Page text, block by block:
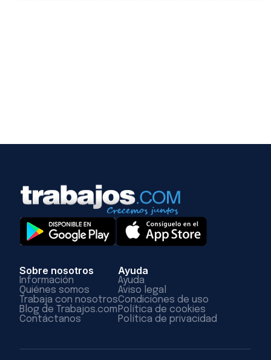
Sobre nosotros
Información
Quiénes somos
Trabaja con nosotros
Blog de Trabajos.com
Contáctanos
Ayuda
Ayuda
Aviso legal
Condiciones de uso
Política de cookies
Política de privacidad